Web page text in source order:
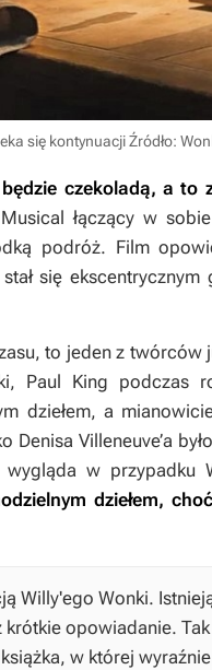
się kontynuacjiŹródło:
czekoladą, a to
Musical łączący w
podróż. Film
się ekscentrycznym
to jeden z twórców
, Paul King podczas
dziełem, a
Denisa Villeneuve’a
w przypadku
dziełem,
Willy'ego Wonki.
krótkie opowiadanie. Tak
w której wyraźnie